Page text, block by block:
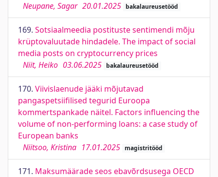
Neupane, Sagar 20.01.2025 bakalaureusetööd
169. Sotsiaalmeedia postituste sentimendi mõju
krüptovaluutade hindadele. The impact of social
media posts on cryptocurrency prices
Niit, Heiko 03.06.2025 bakalaureusetööd
170. Viivislaenude jääki mõjutavad
pangaspetsiifilised tegurid Euroopa
kommertspankade näitel. Factors influencing the
volume of non-performing loans: a case study of
European banks
Niitsoo, Kristina 17.01.2025 magistritööd
171. Maksumäärade seos ebavõrdsusega OECD